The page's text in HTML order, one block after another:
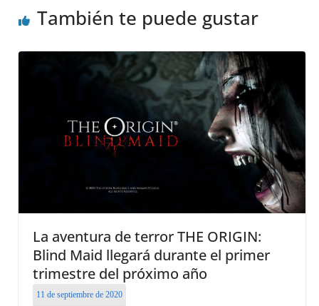
También te puede gustar
La aventura de terror THE ORIGIN:
Blind Maid llegará durante el primer
trimestre del próximo año
11 de septiembre de 2020